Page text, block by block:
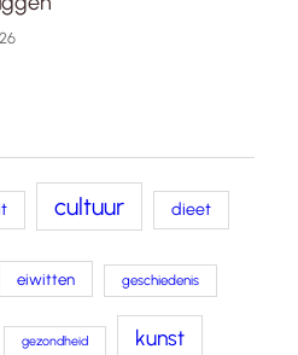
cultuur dieet
eiwitten geschiedenis
gezondheid kunst